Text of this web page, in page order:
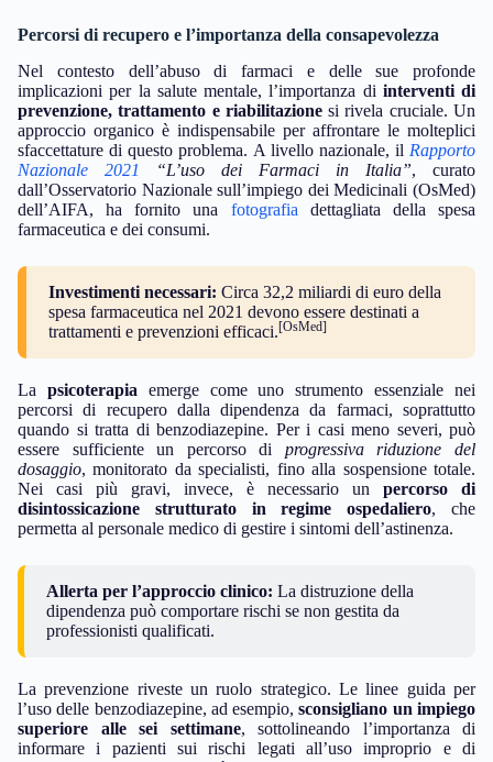
Percorsi di recupero e l’importanza della consapevolezza
Nel contesto dell’abuso di farmaci e delle sue profonde
implicazioni per la salute mentale, l’importanza di interventi di
prevenzione, trattamento e riabilitazionesi rivela cruciale. Un
approccio organico è indispensabile per affrontare le molteplici
sfaccettature di questo problema. A livello nazionale, il Rapporto
Nazionale 2021
“L’uso dei Farmaci in Italia”, curato
dall’Osservatorio Nazionale sull’impiego dei Medicinali (OsMed)
dell’AIFA, ha fornito una fotografia dettagliata della spesa
farmaceutica e dei consumi.
Investimenti necessari: Circa 32,2 miliardi di euro della
spesa farmaceutica nel 2021 devono essere destinati a
trattamenti e prevenzioni efficaci.[OsMed]
La psicoterapia emerge come uno strumento essenziale nei
percorsi di recupero dalla dipendenza da farmaci, soprattutto
quando si tratta di benzodiazepine. Per i casi meno severi, può
essere sufficiente un percorso di progressiva riduzione del
dosaggio, monitorato da specialisti, fino alla sospensione totale.
Nei casi più gravi, invece, è necessario un percorso di
disintossicazione strutturato in regime ospedaliero, che
permetta al personale medico di gestire i sintomi dell’astinenza.
Allerta per l’approccio clinico: La distruzione della
dipendenza può comportare rischi se non gestita da
professionisti qualificati.
La prevenzione riveste un ruolo strategico. Le linee guida per
l’uso delle benzodiazepine, ad esempio,sconsigliano un impiego
superiore alle sei settimane, sottolineando l’importanza di
informare i pazienti sui rischi legati all’uso improprio e di